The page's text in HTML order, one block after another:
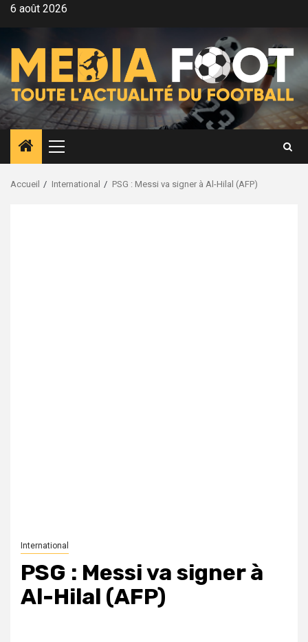
Aller6 août 2026
Menu
principal
Accueil International PSG : Messi va signer à Al-Hilal (AFP)
International
PSG : Messi va signer à
Al-Hilal (AFP)